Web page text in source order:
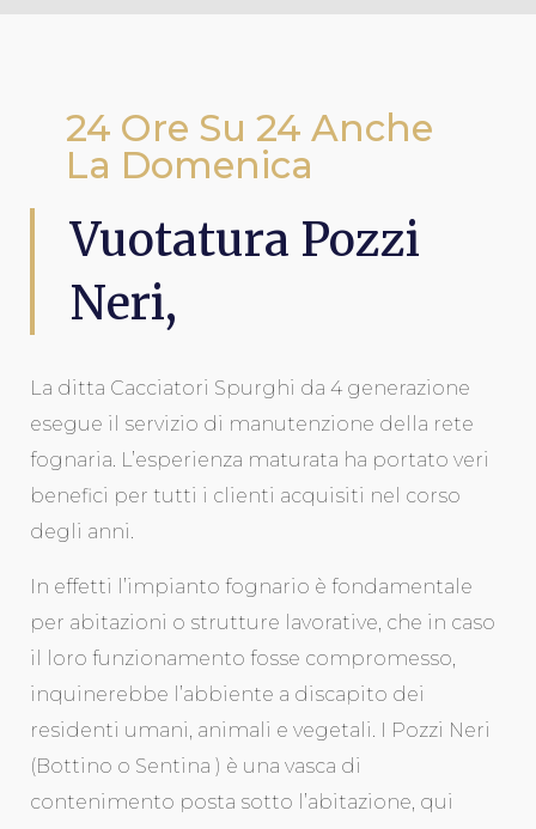
24 Ore Su 24 Anche
La Domenica
Vuotatura Pozzi
Neri,
La ditta Cacciatori Spurghi da 4 generazione
esegue il servizio di manutenzione della rete
fognaria. L’esperienza maturata ha portato veri
benefici per tutti i clienti acquisiti nel corso
degli anni.
In effetti l’impianto fognario è fondamentale
per abitazioni o strutture lavorative, che in caso
il loro funzionamento fosse compromesso,
inquinerebbe l’abbiente a discapito dei
residenti umani, animali e vegetali. I Pozzi Neri
(Bottino o Sentina ) è una vasca di
contenimento posta sotto l’abitazione, qui